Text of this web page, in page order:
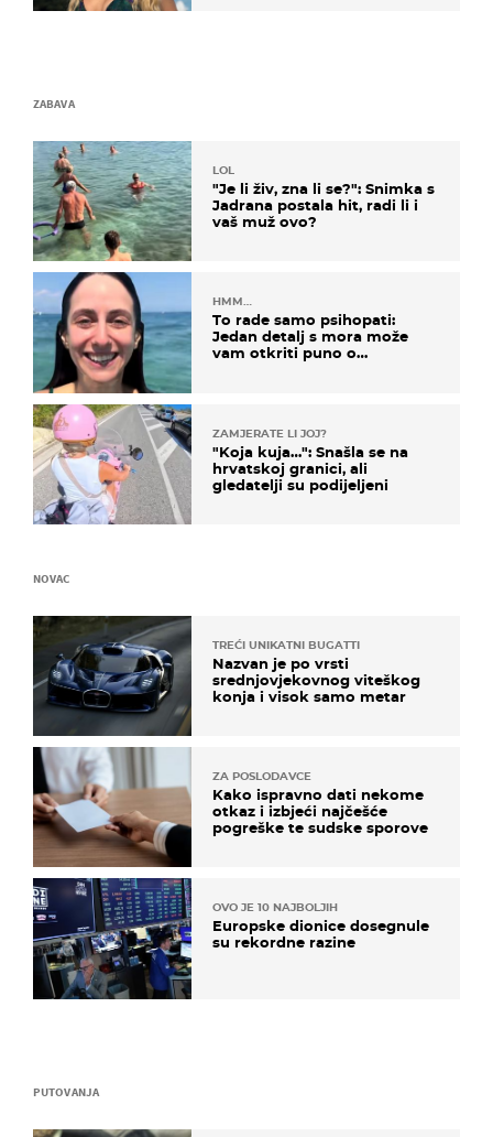
ZABAVA
LOL
"Je li živ, zna li se?": Snimka s
Jadrana postala hit, radi li i
vaš muž ovo?
HMM…
To rade samo psihopati:
Jedan detalj s mora može
vam otkriti puno o
ZAMJERATE LI JOJ?
"Koja kuja…": Snašla se na
hrvatskoj granici, ali
gledatelji su podijeljeni
PUTOVANJA
NOVAC
TREĆI UNIKATNI BUGATTI
Nazvan je po vrsti
srednjovjekovnog viteškog
konja i visok samo metar
ZA POSLODAVCE
Kako ispravno dati nekome
otkaz i izbjeći najčešće
pogreške te sudske sporove
OVO JE 10 NAJBOLJIH
Europske dionice dosegnule
su rekordne razine